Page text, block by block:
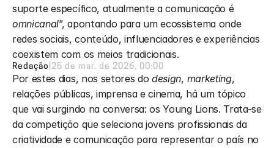
suporte específico, atualmente a comunicação é
omnicanal”, apontando para um ecossistema onde
redes sociais, conteúdo, influenciadores e experiências
coexistem com os meios tradicionais.
Redação 25 de mar. de 2026, 00:00
Por estes dias, nos setores do design, marketing,
relações públicas, imprensa e cinema, há um tópico
que vai surgindo na conversa: os Young Lions. Trata-se
da competição que seleciona jovens profissionais da
criatividade e comunicação para representar o país no